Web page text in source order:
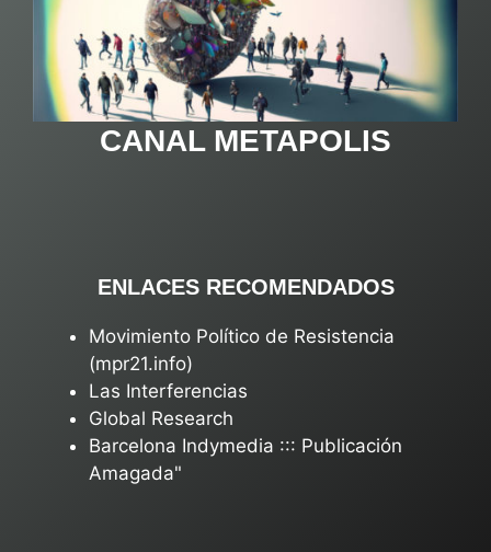
CANAL METAPOLIS
ENLACES RECOMENDADOS
Movimiento Político de Resistencia
(mpr21.info)
Las Interferencias
Global Research
Barcelona Indymedia ::: Publicación
Amagada"